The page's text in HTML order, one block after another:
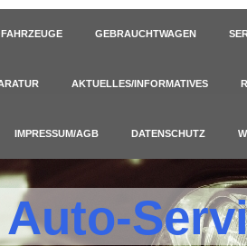
GEBRAUCHTWAGEN
AKTUELLES/INFORMATIVES
IMPRESSUM/AGB DATENSCHUTZ
Auto-